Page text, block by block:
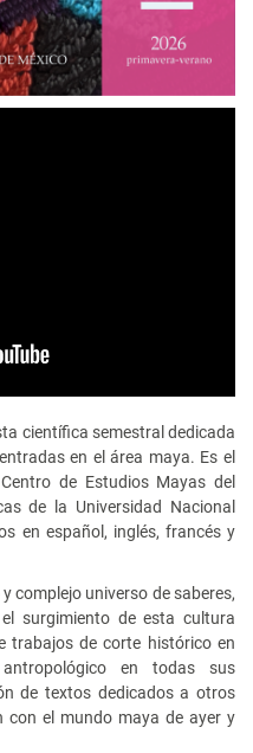
científica semestral dedicada
en el área maya. Es el
de Estudios Mayas del
de la Universidad Nacional
en español, inglés, francés y
complejo universo de saberes,
surgimiento de esta cultura
trabajos de corte histórico en
en todas sus
de textos dedicados a otros
con el mundo maya de ayer y